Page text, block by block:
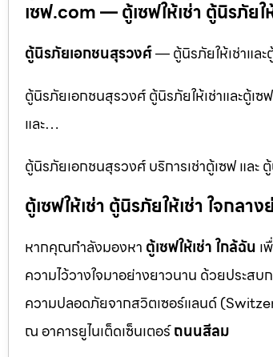
เซฟ.com — ตู้เซฟให้เช่า ตู้นิรภัย
ตู้นิรภัยเอกชนสุรวงศ์— ตู้นิรภัยให้เช่าและ
ตู้นิรภัยเอกชนสุรวงศ์ ตู้นิรภัยให้เช่าและตู้เซ
และ…
ตู้นิรภัยเอกชนสุรวงศ์ บริการเช่าตู้เซฟ แล
ตู้เซฟให้เช่า ตู้นิรภัยให้เช่า ใจกล
หากคุณกำลังมองหา ตู้เซฟให้เช่า ใกล้ฉัน เ
ความไว้วางใจมาอย่างยาวนาน ด้วยประส
ความปลอดภัยจากสวิตเซอร์แลนด์
ณ อาคารยูไนเต็ดเซ็นเตอร์ถนนสีลม